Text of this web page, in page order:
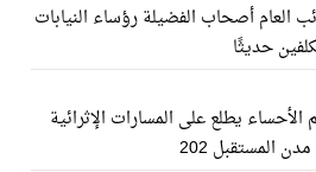
العام أصحاب الفضيلة رؤساء النيابات
حديثًا
الأحساء يطلع على المسارات الإثرائية
المستقبل 202